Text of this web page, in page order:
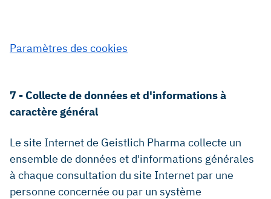
Paramètres des cookies
7 - Collecte de données et d'informations à
caractère général
Le site Internet de Geistlich Pharma collecte un
ensemble de données et d'informations générales
à chaque consultation du site Internet par une
personne concernée ou par un système